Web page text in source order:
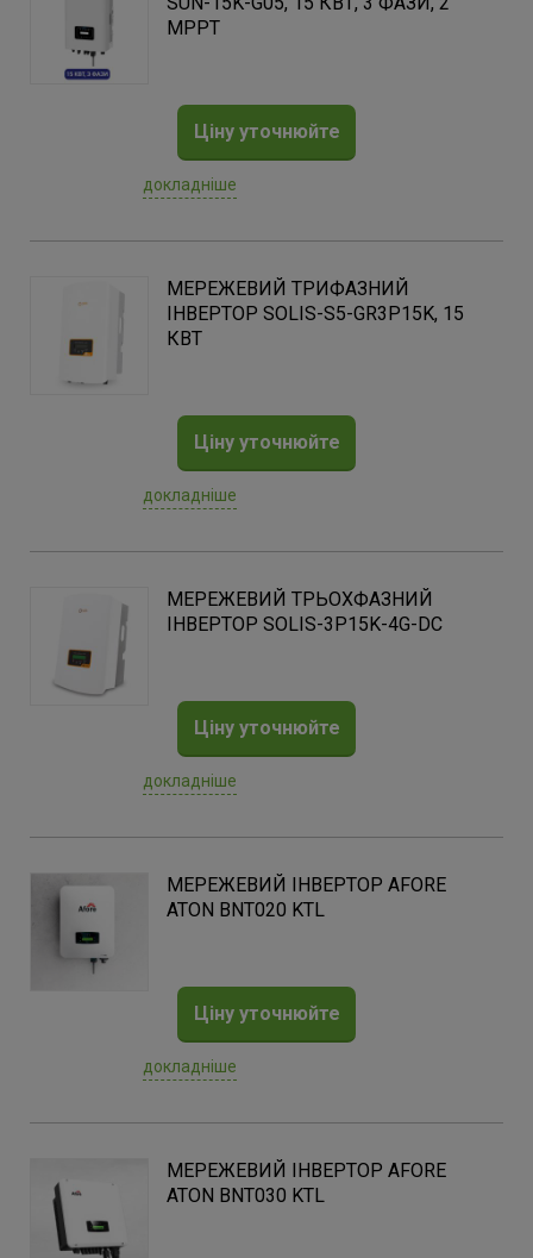
MPPT
Ціну уточнюйте
докладніше
МЕРЕЖЕВИЙ ТРИФАЗНИЙ
ІНВЕРТОР SOLIS-S5-GR3P15K, 15
КВТ
Ціну уточнюйте
докладніше
МЕРЕЖЕВИЙ ТРЬОХФАЗНИЙ
ІНВЕРТОР SOLIS-3P15K-4G-DC
Ціну уточнюйте
докладніше
МЕРЕЖЕВИЙ ІНВЕРТОР AFORE
ATON BNT020 KTL
Ціну уточнюйте
докладніше
МЕРЕЖЕВИЙ ІНВЕРТОР AFORE
ATON BNT030 KTL